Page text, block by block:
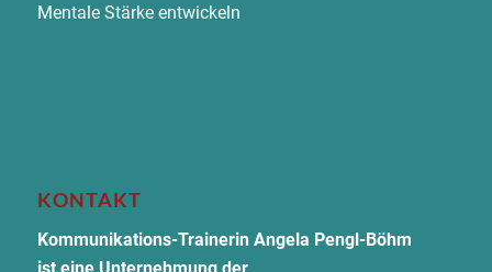
Mentale Stärke entwickeln
KONTAKT
Kommunikations-Trainerin Angela Pengl-Böhm
ist eine Unternehmung der